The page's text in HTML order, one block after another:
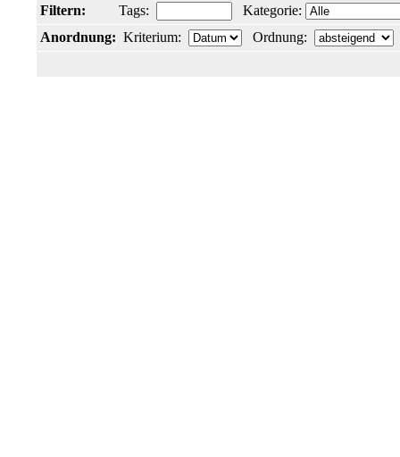
Filtern: Tags:
Kategorie:
Anordnung: Kriterium: Ordnung: